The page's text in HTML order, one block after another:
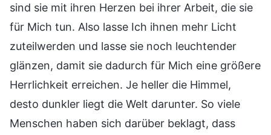
sind sie mit ihren Herzen bei ihrer Arbeit, die sie
für Mich tun. Also lasse Ich ihnen mehr Licht
zuteilwerden und lasse sie noch leuchtender
glänzen, damit sie dadurch für Mich eine größere
Herrlichkeit erreichen. Je heller die Himmel,
desto dunkler liegt die Welt darunter. So viele
Menschen haben sich darüber beklagt, dass